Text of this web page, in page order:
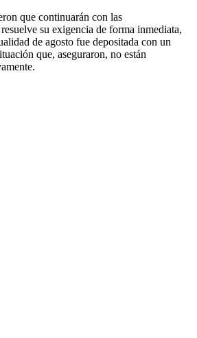
que continuarán con las
su exigencia de forma inmediata,
de agosto fue depositada con un
que, aseguraron, no están